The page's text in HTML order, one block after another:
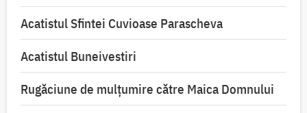
Acatistul Sfintei Cuvioase Parascheva
Acatistul Buneivestiri
Rugăciune de mulţumire către Maica Domnului